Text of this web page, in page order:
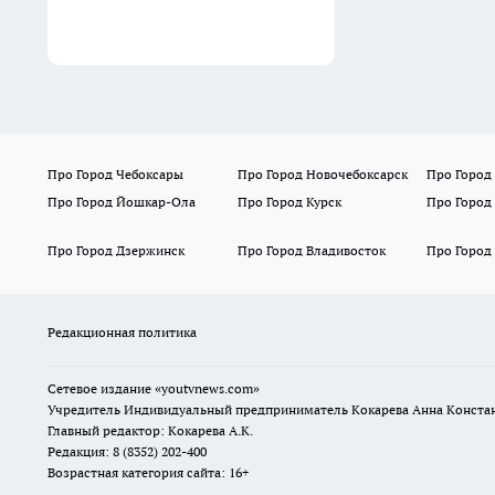
Про Город Чебоксары Про Город Новочебоксарск Про Город
Про Город Йошкар-Ола
Про Город Курск Про
Про Город Дзержинск
Про Город Владивосток Про Город
Редакционная политика
Сетевое издание «youtvnews.com»
Учредитель Индивидуальный предприниматель Кокарева Анна
Главный редактор: Кокарева А.К.
Редакция: 8 (8352) 202-400
Возрастная категория сайта: 16+